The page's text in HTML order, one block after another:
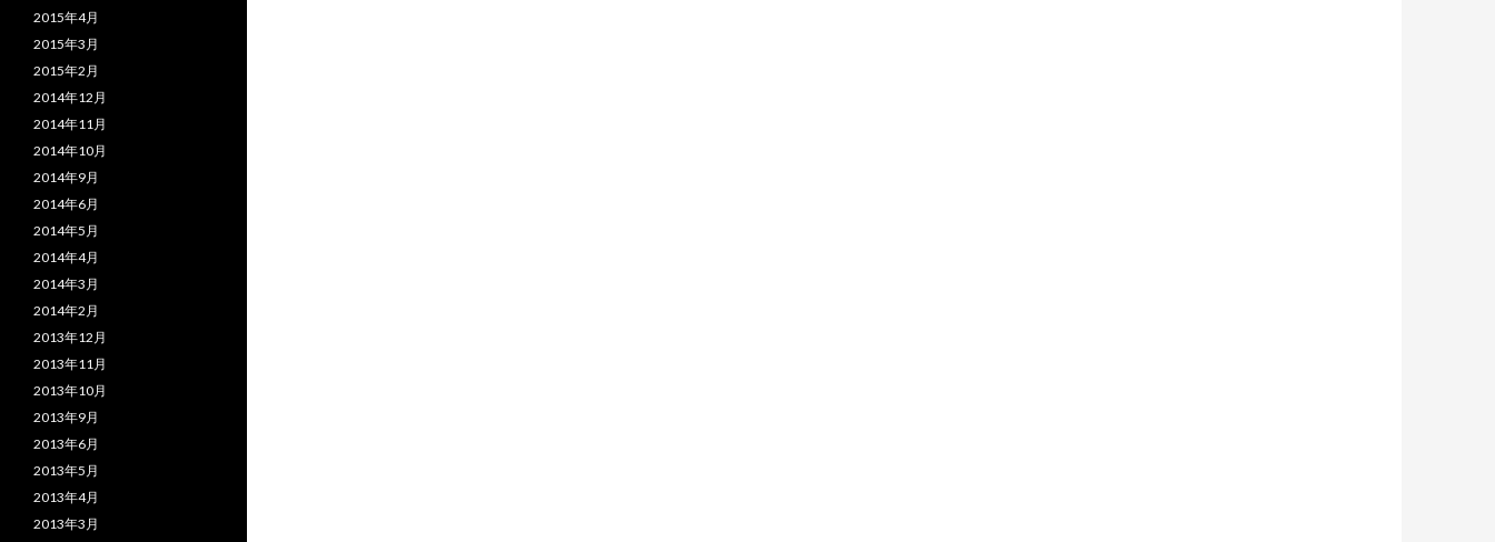
2015年4月
2015年3月
2015年2月
2014年12月
2014年11月
2014年10月
2014年9月
2014年6月
2014年5月
2014年4月
2014年3月
2014年2月
2013年12月
2013年11月
2013年10月
2013年9月
2013年6月
2013年5月
2013年4月
2013年3月